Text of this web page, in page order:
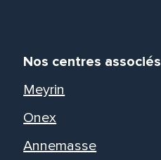
Nos centres associés
Meyrin
Onex
Annemasse